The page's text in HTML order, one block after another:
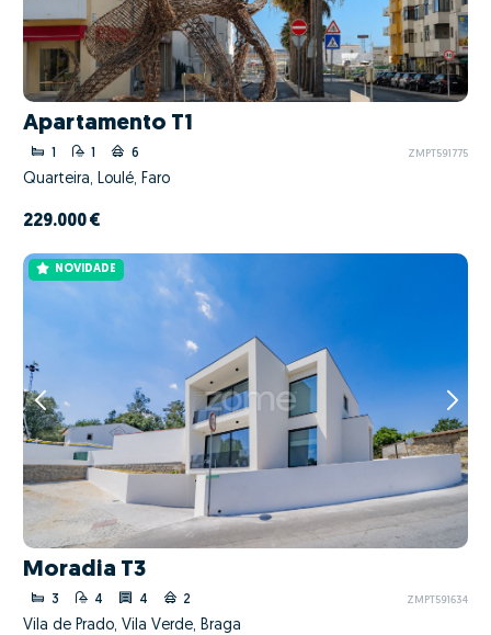
Apartamento T1
1 1 6 ZMPT591775
Quarteira, Loulé, Faro
229.000 €
NOVIDADE
Moradia T3
3 4 4 2 ZMPT591634
Vila de Prado, Vila Verde, Braga